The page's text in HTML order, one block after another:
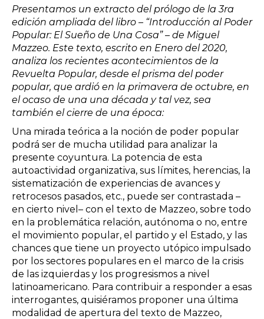
Presentamos un extracto del prólogo de la 3ra
edición ampliada del libro – “Introducción al Poder
Popular: El Sueño de Una Cosa” – de Miguel
Mazzeo. Este texto, escrito en Enero del 2020,
analiza los recientes acontecimientos de la
Revuelta Popular, desde el prisma del poder
popular, que ardió en la primavera de octubre, en
el ocaso de una una década y tal vez, sea
también el cierre de una época:
Una mirada teórica a la noción de poder popular
podrá ser de mucha utilidad para analizar la
presente coyuntura. La potencia de esta
autoactividad organizativa, sus límites, herencias, la
sistematización de experiencias de avances y
retrocesos pasados, etc., puede ser contrastada –
en cierto nivel– con el texto de Mazzeo, sobre todo
en la problemática relación, autónoma o no, entre
el movimiento popular, el partido y el Estado, y las
chances que tiene un proyecto utópico impulsado
por los sectores populares en el marco de la crisis
de las izquierdas y los progresismos a nivel
latinoamericano. Para contribuir a responder a esas
interrogantes, quisiéramos proponer una última
modalidad de apertura del texto de Mazzeo,